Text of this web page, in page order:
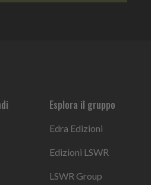
Esplora il gruppo
Edra Edizioni
Edizioni LSWR
LSWR Group